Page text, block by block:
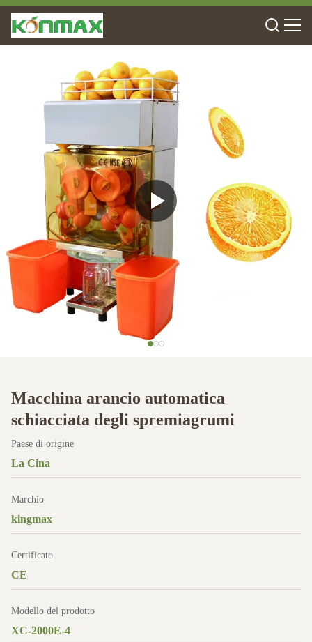
Macchina arancio automatica
schiacciata degli spremiagrumi
Paese di origine
La Cina
Marchio
kingmax
Certificato
CE
Modello del prodotto
XC-2000E-4